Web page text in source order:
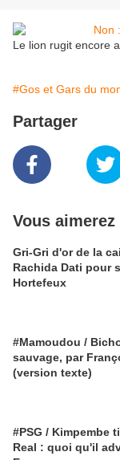
Le lion rugit encore
#Gos et Gars du
Partager
Vous aimerez
Gri-Gri d'or de la
Rachida Dati pour
Hortefeux
#Mamoudou /
sauvage, par
(version texte)
#PSG / Kimpembe
Real : quoi qu'il